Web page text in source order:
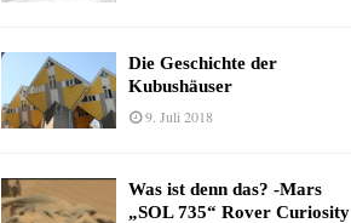
Die Geschichte der
Kubushäuser
9. Juli 2018
Was ist denn das? -Mars
„SOL 735“ Rover Curiosity